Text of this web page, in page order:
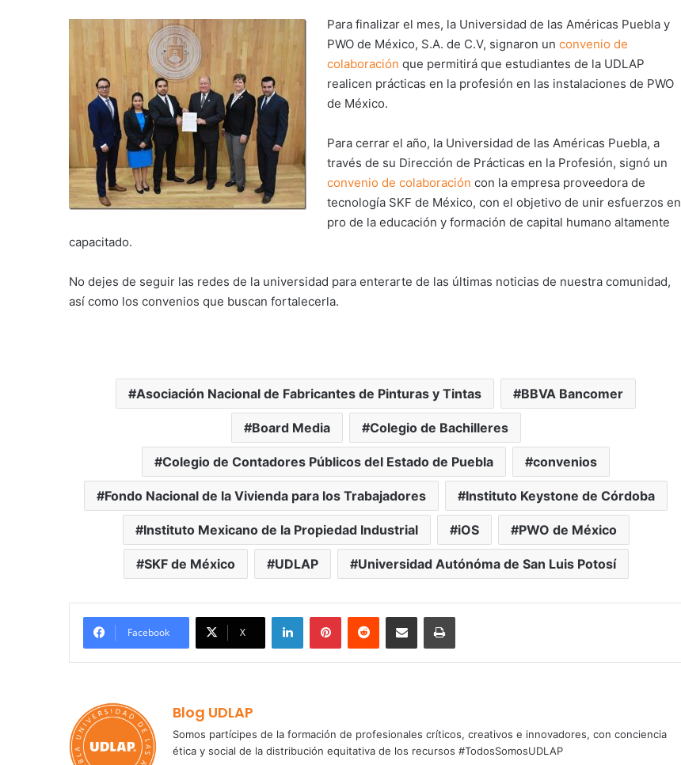
Para finalizar el mes, la Universidad de las Américas Puebla y
PWO de México, S.A. de C.V, signaron unconvenio de
colaboración que permitirá que estudiantes de la UDLAP
realicen prácticas en la profesión en las instalaciones de PWO
de México.
Para cerrar el año, la Universidad de las Américas Puebla, a
través de su Dirección de Prácticas en la Profesión, signó un
convenio de colaboración con la empresa proveedora de
tecnología SKF de México, con el objetivo de unir esfuerzos en
pro de la educación y formación de capital humano altamente
capacitado.
No dejes de seguir las redes de la universidad para enterarte de las últimas noticias de nuestra comunidad,
así como los convenios que buscan fortalecerla.
Asociación Nacional de Fabricantes de Pinturas y Tintas BBVA Bancomer
Board Media Colegio de Bachilleres
Colegio de Contadores Públicos del Estado de Puebla convenios
Fondo Nacional de la Vivienda para los Trabajadores Instituto Keystone de Córdoba
Instituto Mexicano de la Propiedad Industrial iOS PWO de México
SKF de México UDLAP Universidad Autónóma de San Luis Potosí
Facebook X
LinkedInPinterestReddit Share via Email Print
Blog UDLAP
Somos partícipes de la formación de profesionales críticos, creativos e innovadores, con conciencia
ética y social de la distribución equitativa de los recursos #TodosSomosUDLAP